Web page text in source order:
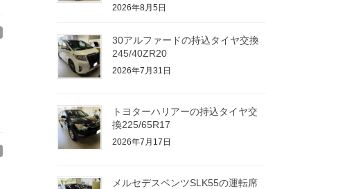
2026年8月5日
30アルファードの持込タイヤ交換
245/40ZR20
2026年7月31日
トヨターハリアーの持込タイヤ交
換225/65R17
2026年7月17日
メルセデスベンツSLK55の運転席